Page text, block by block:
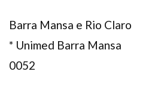
Barra Mansa e Rio Claro
* Unimed Barra Mansa
0052